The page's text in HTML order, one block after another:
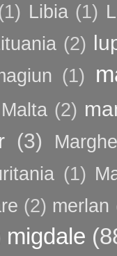
Libia (1)
(2)
(1)
Malta (2)
(3)
(1)
(2) merlan
migdale